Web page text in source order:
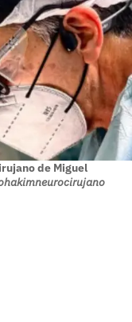
de Miguel